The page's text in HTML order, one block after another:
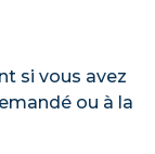
si vous avez
ou à la